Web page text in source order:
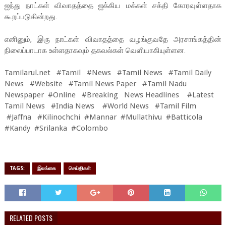
ஐந்து நாட்கள் விவாதத்தை ஐக்கிய மக்கள் சக்தி கோரவுள்ளதாக
கூறப்படுகின்றது.
எனினும், இரு நாட்கள் விவாதத்தை வழங்குவதே அரசாங்கத்தின்
நிலைப்பாடாக உள்ளதாகவும் தகவல்கள் வெளியாகியுள்ளன.
Tamilarul.net #Tamil #News #Tamil News #Tamil Daily
News #Website #Tamil News Paper #Tamil Nadu
Newspaper #Online #Breaking News Headlines #Latest
Tamil News #India News #World News #Tamil Film
#Jaffna #Kilinochchi #Mannar #Mullathivu #Batticola
#Kandy #Srilanka #Colombo
TAGS: இலங்கை செய்திகள்
RELATED POSTS